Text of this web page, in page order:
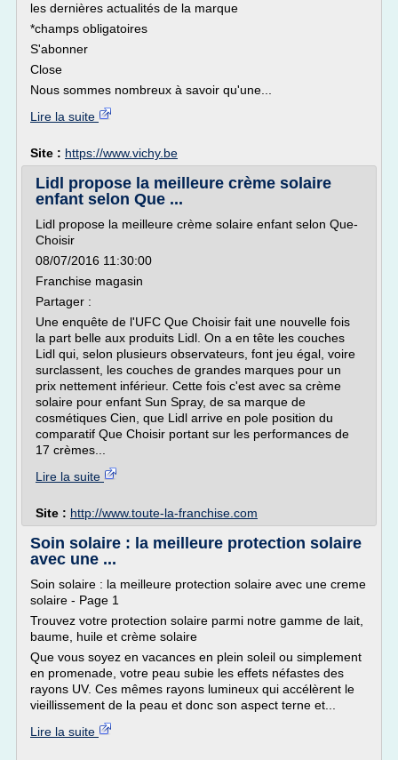
les dernières actualités de la marque
*champs obligatoires
S'abonner
Close
Nous sommes nombreux à savoir qu'une...
Lire la suite
Site : https://www.vichy.be
Lidl propose la meilleure crème solaire
enfant selon Que ...
Lidl propose la meilleure crème solaire enfant selon Que-
Choisir
08/07/2016 11:30:00
Franchise magasin
Partager :
Une enquête de l'UFC Que Choisir fait une nouvelle fois
la part belle aux produits Lidl. On a en tête les couches
Lidl qui, selon plusieurs observateurs, font jeu égal, voire
surclassent, les couches de grandes marques pour un
prix nettement inférieur. Cette fois c'est avec sa crème
solaire pour enfant Sun Spray, de sa marque de
cosmétiques Cien, que Lidl arrive en pole position du
comparatif Que Choisir portant sur les performances de
17 crèmes...
Lire la suite
Site : http://www.toute-la-franchise.com
Soin solaire : la meilleure protection solaire
avec une ...
Soin solaire : la meilleure protection solaire avec une creme
solaire - Page 1
Trouvez votre protection solaire parmi notre gamme de lait,
baume, huile et crème solaire
Que vous soyez en vacances en plein soleil ou simplement
en promenade, votre peau subie les effets néfastes des
rayons UV. Ces mêmes rayons lumineux qui accélèrent le
vieillissement de la peau et donc son aspect terne et...
Lire la suite